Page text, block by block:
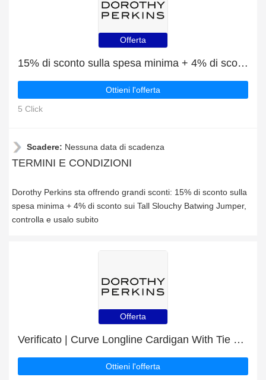
Offerta
15% di sconto sulla spesa minima + 4% di sconto sui Tall Slouchy Batwing Jumper
Ottieni l'offerta
5 Click
Scadere: Nessuna data di scadenza
TERMINI E CONDIZIONI
Dorothy Perkins sta offrendo grandi sconti: 15% di sconto sulla
spesa minima + 4% di sconto sui Tall Slouchy Batwing Jumper,
controlla e usalo subito
Offerta
Verificato | Curve Longline Cardigan With Tie è ora 9% di sconto
Ottieni l'offerta